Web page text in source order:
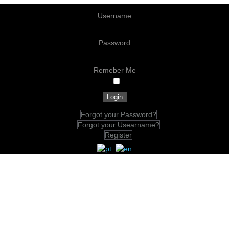
Username
Password
Remeber Me
Forgot your Password?
Forgot your Usearname?
Register